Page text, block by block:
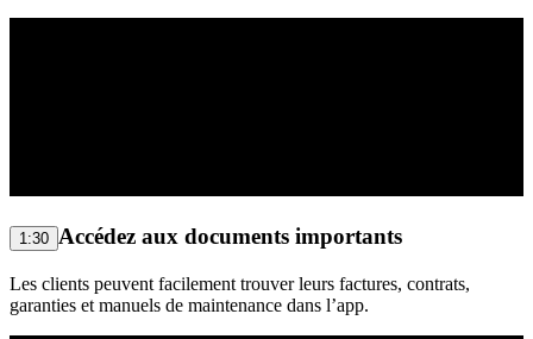
1:30 Accédez aux documents importants
Les clients peuvent facilement trouver leurs factures, contrats,
garanties et manuels de maintenance dans l’app.